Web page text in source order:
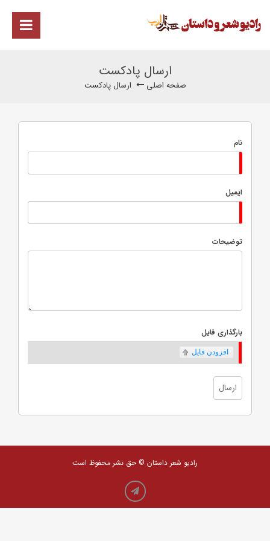
ارسال پادکست
صفحه اصلی ارسال پادکست
نام
ایمیل
توضیحات
بارگذاری فایل
افزودن فایل
رادیو شعر داستان © حق نشر محفوظ است